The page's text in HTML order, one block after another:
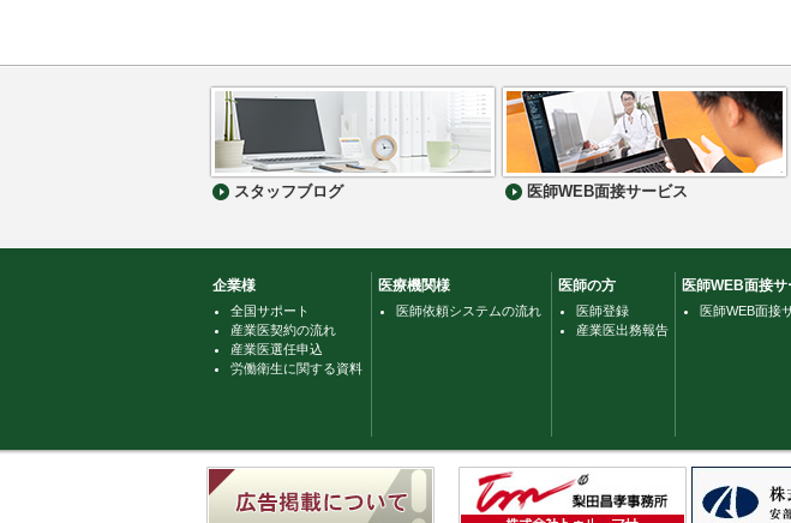
スタッフブログ 医師WEB面接サービス
企業様 医療機関様 医師の方 医師WEB面接サ
全国サポート
産業医契約の流れ
産業医選任申込
労働衛生に関する資料
医師依頼システムの流れ
医師登録
産業医出務報告
医師WEB面接